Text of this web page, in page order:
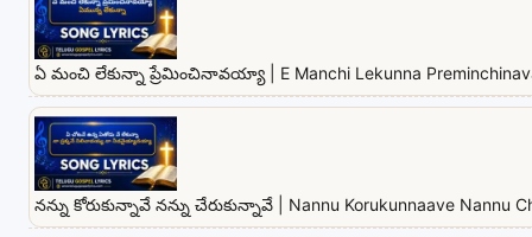
ఏ మంచి లేకున్నా ప్రేమించినావయ్యా | E Manchi Lekunna
నన్ను కోరుకున్నావే నన్ను చేరుకున్నావే | Nannu Korukunnaave Nannu